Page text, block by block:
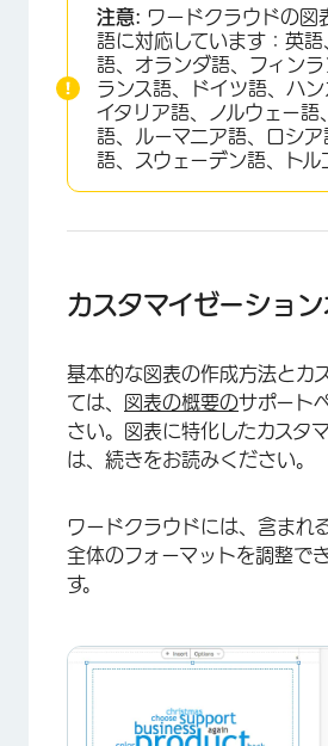
注意: ワードクラウドの図
語に対応しています：英語
語、オランダ語、フィン
ランス語、ドイツ語、ハン
イタリア語、ノルウェー語
語、ルーマニア語、ロシア
語、スウェーデン語、トル
カスタマイゼーショ
基本的な図表の作成方法とカ
ては、 図表の概要のサポート
さい。図表に特化したカスタ
は、続きをお読みください。
ワードクラウドには、含まれ
全体のフォーマットを調整で
す。